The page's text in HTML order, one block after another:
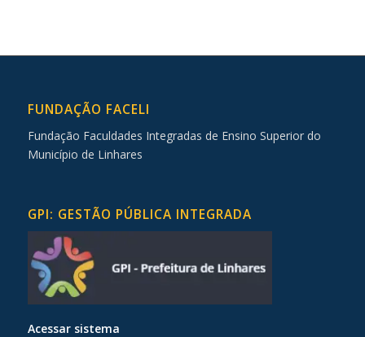
FUNDAÇÃO FACELI
Fundação Faculdades Integradas de Ensino Superior do
Município de Linhares
GPI: GESTÃO PÚBLICA INTEGRADA
Acessar sistema